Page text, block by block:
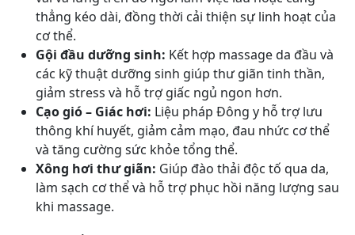
thẳng kéo dài, đồng thời cải thiện sự linh hoạt của
cơ thể.
Gội đầu dưỡng sinh: Kết hợp massage da đầu và
các kỹ thuật dưỡng sinh giúp thư giãn tinh thần,
giảm stress và hỗ trợ giấc ngủ ngon hơn.
Cạo gió – Giác hơi: Liệu pháp Đông y hỗ trợ lưu
thông khí huyết, giảm cảm mạo, đau nhức cơ thể
và tăng cường sức khỏe tổng thể.
Xông hơi thư giãn: Giúp đào thải độc tố qua da,
làm sạch cơ thể và hỗ trợ phục hồi năng lượng sau
khi massage.